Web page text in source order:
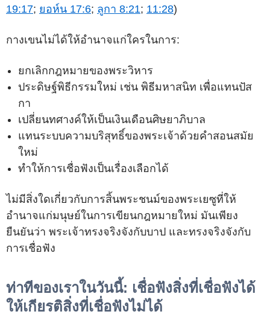
19:17; ยอห์น 17:6; ลูกา 8:21; 11:28)
กางเขนไม่ได้ให้อำนาจแก่ใครในการ:
ยกเลิกกฎหมายของพระวิหาร
ประดิษฐ์พิธีกรรมใหม่ เช่น พิธีมหาสนิท เพื่อแทนปัส
กา
เปลี่ยนทศางค์ให้เป็นเงินเดือนศิษยาภิบาล
แทนระบบความบริสุทธิ์ของพระเจ้าด้วยคำสอนสมัย
ใหม่
ทำให้การเชื่อฟังเป็นเรื่องเลือกได้
ไม่มีสิ่งใดเกี่ยวกับการสิ้นพระชนม์ของพระเยซูที่ให้
อำนาจแก่มนุษย์ในการเขียนกฎหมายใหม่ มันเพียง
ยืนยันว่า พระเจ้าทรงจริงจังกับบาป และทรงจริงจังกับ
การเชื่อฟัง
ท่าทีของเราในวันนี้: เชื่อฟังสิ่งที่เชื่อฟังได้
ให้เกียรติสิ่งที่เชื่อฟังไม่ได้